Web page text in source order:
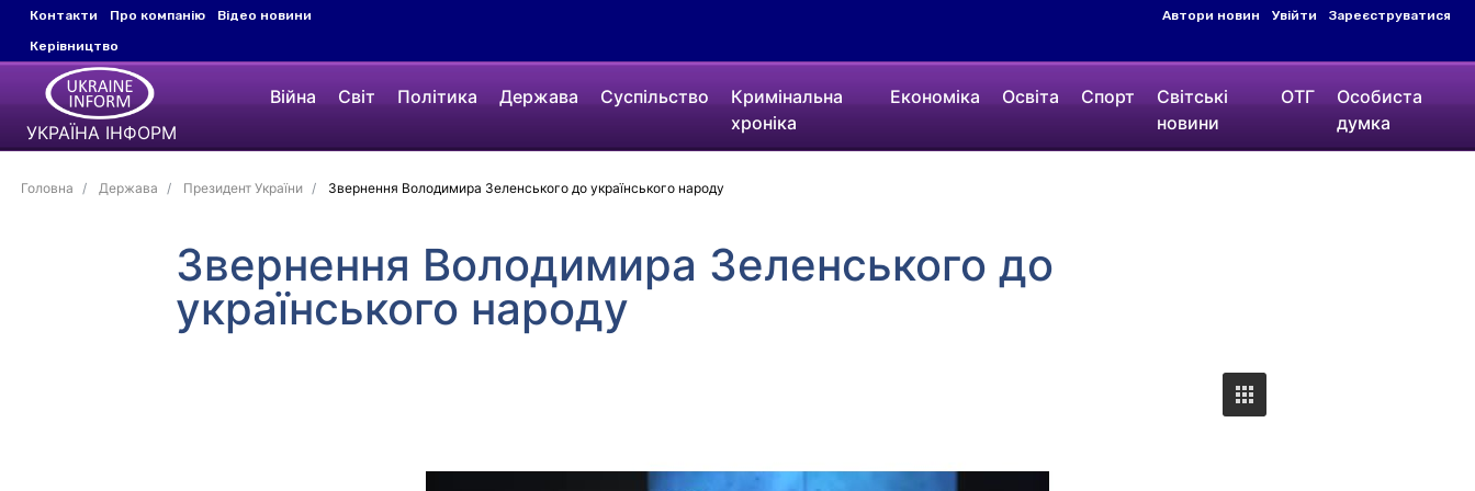
Контакти Про компанію
Відео новини
Керівництво
Автори новин Увійти Зареєструватися
УКРАЇНА ІНФОРМ
Війна Світ Політика Держава Суспільство
Кримінальна
хроніка
Економіка Освіта Спорт
Світські
новини
ОТГ
Особиста
думка
Головна Держава Президент України Звернення Володимира Зеленського до українського народу
Звернення Володимира Зеленського до
українського народу